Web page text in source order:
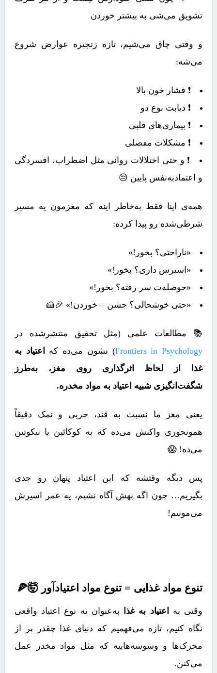
تشویق می‌شی به بیشتر خوردن
و وقتی چاق می‌شیم، تازه زنجیره عوارض شروع
می‌شه:
❗ فشار خون بالا
❗ دیابت نوع دو
❗ بیماری‌های قلبی
❗ مشکلات مفصلی
❗ و حتی اختلالات روانی مثل اضطراب، افسردگی
و اعتمادبه‌نفس پایین 😔
همه‌ی اینا فقط به‌خاطر اینه که مغزمون یه مسیر
شرطی‌شده رو پیدا کرده:
«ناراحتی؟ بخور!»
«استرس داری؟ بخور!»
«حوصله‌ت سر رفته؟ بخور!»
«حتی خوشحالی؟ جشن = خوردن!» 🎉🍰
📚 مطالعات علمی (مثل تحقیق منتشرشده در
Frontiers in Psychology) نشون می‌ده که
اعتیاد به
غذا از لحاظ اثرگذاری روی مغز، به‌طرز
شگفت‌انگیزی شبیه اعتیاد به مواد مخدره.
یعنی مغز ما نسبت به قند، چربی و نمک دقیقاً
همونجوری واکنش می‌ده که به کوکائین یا نیکوتین
می‌ده! 😱
پس دیگه وقتشه که این اعتیاد پنهان رو جدی
بگیریم… چون اگه بهش آگاه نشیم، یه عمر اسیرش
می‌مونیم!
تنوع مواد غذایی = تنوع مواد اعتیادآور 🤯🍕
وقتی به اعتیاد به غذا
به‌عنوان یه نوع اعتیاد واقعی
نگاه کنیم، تازه می‌فهمیم که دنیای غذا چقدر پر از
محرک‌ها و وسوسه‌هاییه که مثل مواد مخدر عمل
می‌کنن.